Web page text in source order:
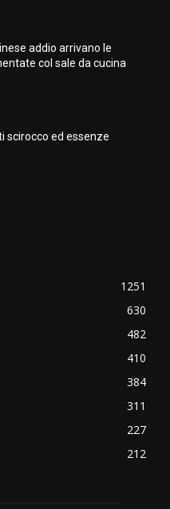
addio arrivano le
col sale da cucina
scirocco ed essenze
1251
630
482
410
384
311
227
212